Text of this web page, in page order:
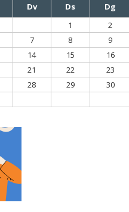
Dv Ds
Dg
1
2
7 8
9
14 15
16
21 22
23
28 29
30